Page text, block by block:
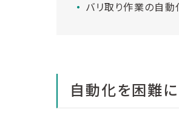
バリ取り作業の自動
自動化を困難